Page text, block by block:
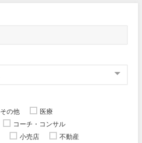
その他
医療
コーチ・コンサル
小売店
不動産